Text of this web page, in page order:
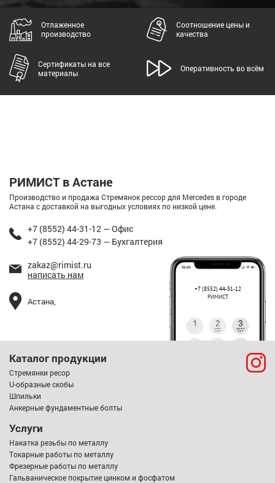
Отлаженное
производство
Соотношение цены и
качества
Сертификаты на все
материалы
Оперативность во всём
РИМИСТ в Астане
Производство и продажа Стремянок рессор для Mercedes в городе
Астана с доставкой на выгодных условиях по низкой цене.
+7 (8552) 44-31-12 — Офис
+7 (8552) 44-29-73 — Бухгалтерия
zakaz@rimist.ru
написать нам
+7 (8552) 44-31-12
РИМИСТ
Астана,
Каталог продукции
Стремянки ресор
U-образные скобы
Шпильки
Анкерные фундаментные болты
Услуги
Накатка резьбы по металлу
Токарные работы по металлу
Фрезерные работы по металлу
Гальваническое покрытие цинком и фосфатом